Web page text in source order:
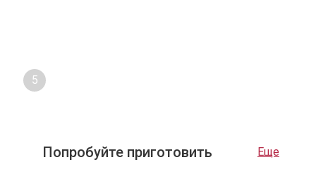
5
Попробуйте приготовить Еще